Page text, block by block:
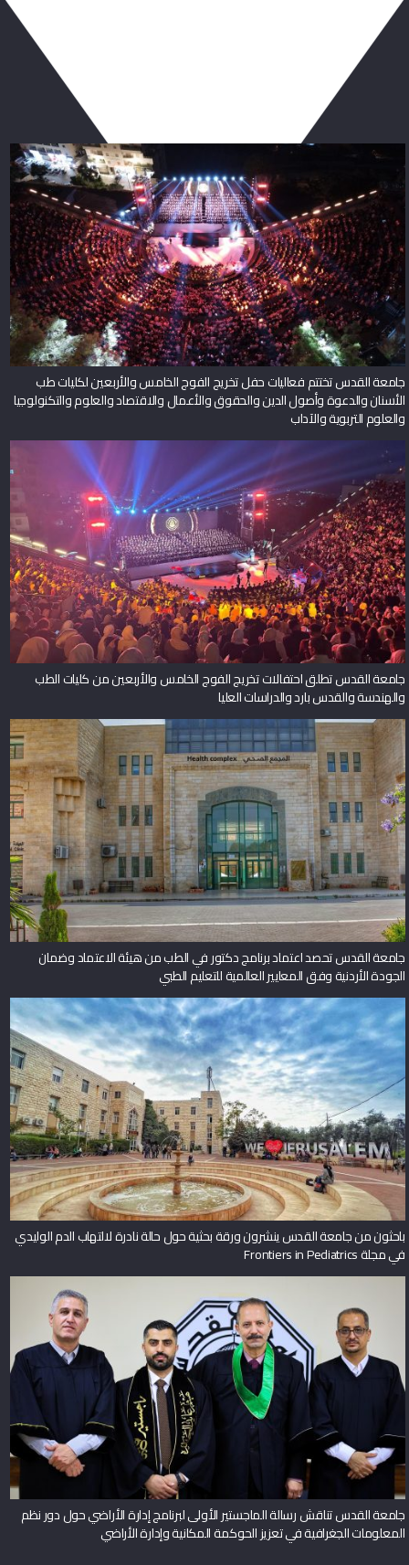
جامعة القدس تختتم فعاليات حفل تخريج الفوج الخامس والأربعين لكليات طب
الأسنان والدعوة وأصول الدين والحقوق والأعمال والاقتصاد والعلوم والتكنولوجيا
والعلوم التربوية والآداب
جامعة القدس تطلق احتفالات تخريج الفوج الخامس والأربعين من كليات الطب
والهندسة والقدس بارد والدراسات العليا
جامعة القدس تحصد اعتماد برنامج دكتور في الطب من هيئة الاعتماد وضمان
الجودة الأردنية وفق المعايير العالمية للتعليم الطبي
باحثون من جامعة القدس ينشرون ورقة بحثية حول حالة نادرة لالتهاب الدم الوليدي
في مجلة Frontiers in Pediatrics
جامعة القدس تناقش رسالة الماجستير الأولى لبرنامج إدارة الأراضي حول دور نظم
المعلومات الجغرافية في تعزيز الحوكمة المكانية وإدارة الأراضي